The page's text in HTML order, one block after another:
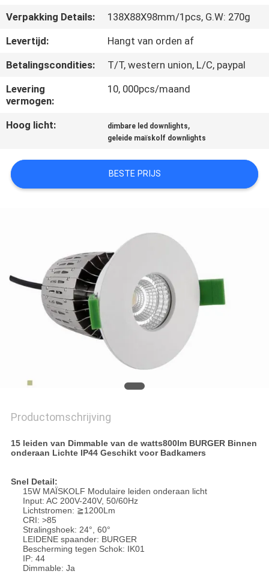
CONTACTEER
ONS
VERZOEK
OM EEN
CITAAT
PRIVACY
Verpakking Details:
138X88X98mm/1pcs, G.W: 270g
Levertijd:
Hangt van orden af
Betalingscondities:
T/T, western union, L/C, paypal
Levering
vermogen:
10, 000pcs/maand
Hoog licht: dimbare led downlights,
geleide maïskolf downlights
BESTE PRIJS
Productomschrijving
15 leiden van Dimmable van de watts800lm BURGER Binnen
onderaan Lichte IP44 Geschikt voor Badkamers
Snel Detail:
15W MAÏSKOLF Modulaire leiden onderaan licht
Input: AC 200V-240V, 50/60Hz
Lichtstromen: ≧1200Lm
CRI: >85
Stralingshoek: 24°, 60°
LEIDENE spaander: BURGER
Bescherming tegen Schok: IK01
IP: 44
Dimmable: Ja